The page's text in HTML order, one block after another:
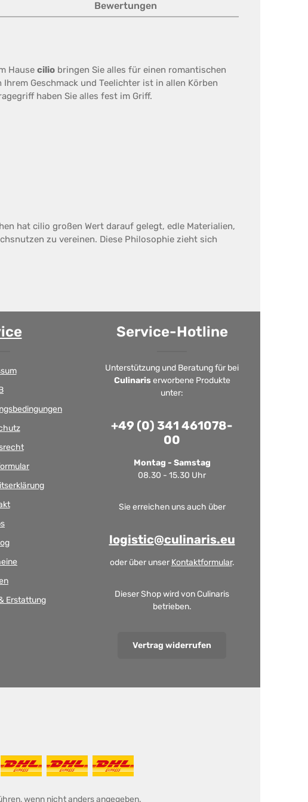
Bewertungen
Hause cilio bringen Sie alles für einen romantischen
Geschmack und Teelichter ist in allen Körben
haben Sie alles fest im Griff.
hat cilio großen Wert darauf gelegt, edle Materialien,
zu vereinen. Diese Philosophie zieht sich
Erstattung
Service-Hotline
Unterstützung und Beratung für bei
Culinariserworbene Produkte
unter:
+49 (0) 341 461078-
00
Montag - Samstag
08.30 - 15.30 Uhr
Sie erreichen uns auch über
logistic@culinaris.eu
oder über unser Kontaktformular.
Dieser Shop wird von Culinaris
betrieben.
Vertrag widerrufen
wenn nicht anders angegeben.